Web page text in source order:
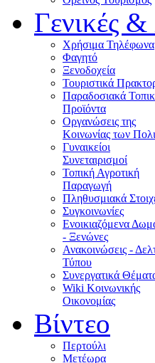
Γενικές
Χρήσιμα Τηλέφωνα
Φαγητό
Ξενοδοχεία
Τουριστικά
Παραδοσιακά
Προϊόντα
Οργανώσεις της
Κοινωνίας των
Γυναικείοι
Συνεταιρισμοί
Τοπική Αγροτική
Παραγωγή
Πληθυσμιακά
Συγκοινωνίες
Ενοικιαζόμενα
- Ξενώνες
Ανακοινώσεις -
Τύπου
Συνεργατικά
Wiki Κοινωνικής
Οικονομίας
Βίντεο
Περτούλι
Μετέωρα